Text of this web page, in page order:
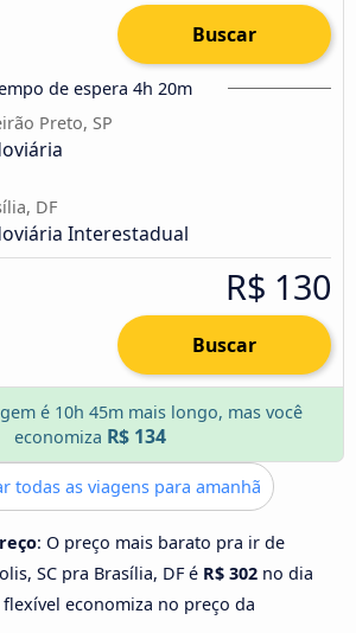
Buscar
de espera 4h 20m
Preto, SP
DF
Interestadual
R$ 130
Buscar
é 10h 45m mais longo, mas você
economiza R$ 134
todas as viagens para amanhã
: O preço mais barato pra ir de
SC pra Brasília, DF é R$ 302 no dia
flexível economiza no preço da